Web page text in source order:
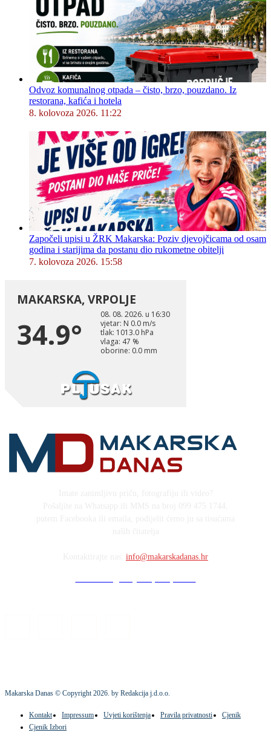
Odvoz komunalnog otpada – čisto, brzo, pouzdano. Iz
restorana, kafića i hotela
8. kolovoza 2026. 11:22
Započeli upisi u ŽRK Makarska: Poziv djevojčicama od osam
godina i starijima da postanu dio rukometne obitelji
7. kolovoza 2026. 15:58
info@makarskadanas.hr
Makarska Danas © Copyright2026. by Redakcija j.d.o.o.
Kontakt Impressum Uvjeti korištenja Pravila privatnosti
Cjenik
Cjenik Izbori